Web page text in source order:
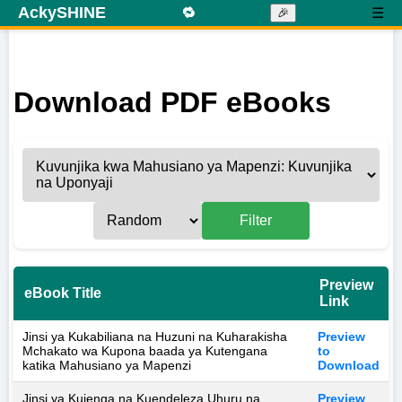
AckySHINE 🔁 🎉 ☰
Download PDF eBooks
Filter
eBook Title
Preview
Link
Jinsi ya Kukabiliana na Huzuni na Kuharakisha
Mchakato wa Kupona baada ya Kutengana
katika Mahusiano ya Mapenzi
Preview
to
Download
Jinsi ya Kujenga na Kuendeleza Uhuru na Preview